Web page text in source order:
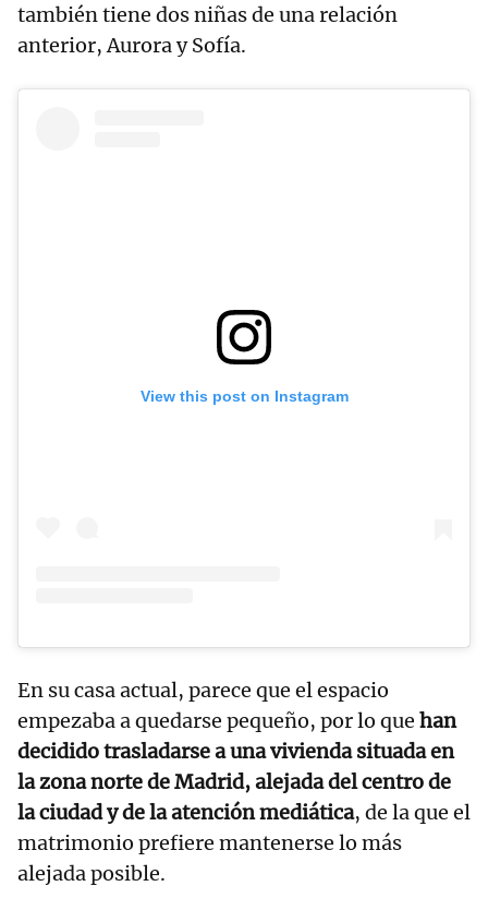
también tiene dos niñas de una relación
anterior, Aurora y Sofía.
View this post on Instagram
En su casa actual, parece que el espacio
empezaba a quedarse pequeño, por lo que han
decidido trasladarse a una vivienda situada en
la zona norte de Madrid, alejada del centro de
la ciudad y de la atención mediática, de la que el
matrimonio prefiere mantenerse lo más
alejada posible.